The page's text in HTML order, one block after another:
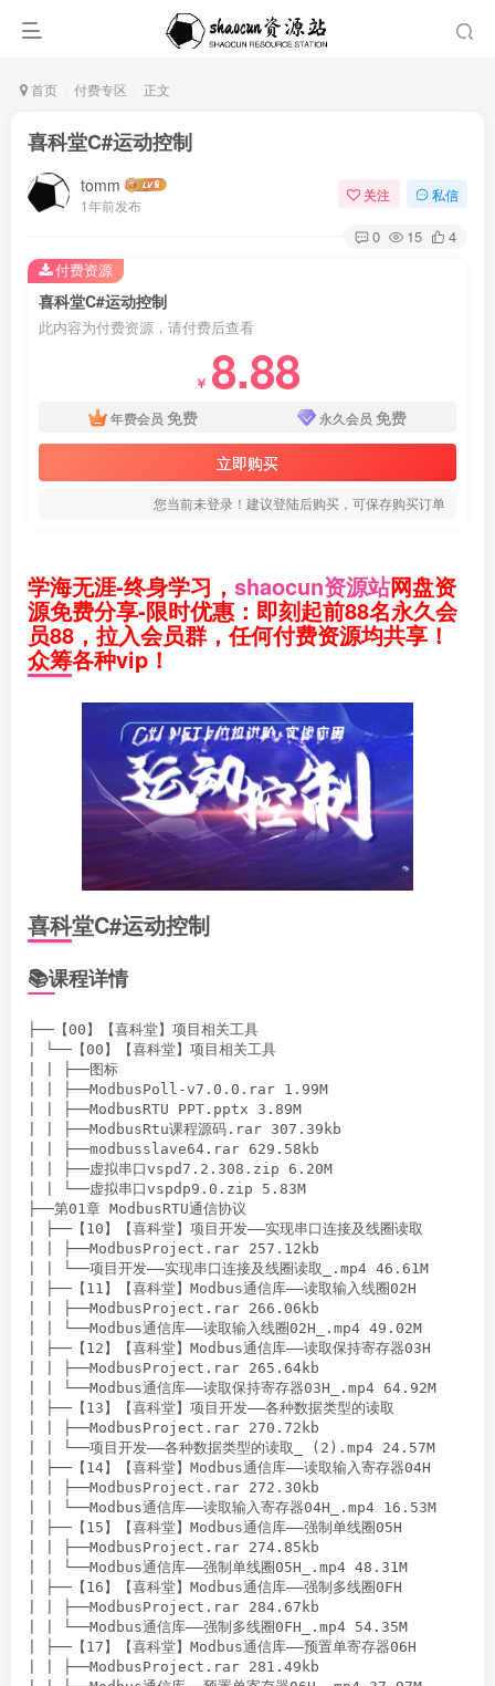
首页 付费专区 正文
喜科堂C#运动控制
tomm
1年前发布
关注 私信
0 15 4
喜科堂C#运动控制
此内容为付费资源，请付费后查看
￥ 8.88
年费会员 免费 永久会员 免费
立即购买
您当前未登录！建议登陆后购买，可保存购买订单
付费资源
学海无涯-终身学习， shaocun资源站网盘资
源免费分享-限时优惠：即刻起前88名永久会
员88，拉入会员群，任何付费资源均共享！
众筹各种vip！
喜科堂C#运动控制
📚课程详情
├──【00】【喜科堂】项目相关工具
| └──【00】【喜科堂】项目相关工具
| | ├──图标
| | ├──ModbusPoll-v7.0.0.rar 1.99M
| | ├──ModbusRTU PPT.pptx 3.89M
| | ├──ModbusRtu课程源码.rar 307.39kb
| | ├──modbusslave64.rar 629.58kb
| | ├──虚拟串口vspd7.2.308.zip 6.20M
| | └──虚拟串口vspdp9.0.zip 5.83M
├──第01章 ModbusRTU通信协议
| ├──【10】【喜科堂】项目开发——实现串口连接及线圈读取
| | ├──ModbusProject.rar 257.12kb
| | └──项目开发——实现串口连接及线圈读取_.mp4 46.61M
| ├──【11】【喜科堂】Modbus通信库——读取输入线圈02H
| | ├──ModbusProject.rar 266.06kb
| | └──Modbus通信库——读取输入线圈02H_.mp4 49.02M
| ├──【12】【喜科堂】Modbus通信库——读取保持寄存器03H
| | ├──ModbusProject.rar 265.64kb
| | └──Modbus通信库——读取保持寄存器03H_.mp4 64.92M
| ├──【13】【喜科堂】项目开发——各种数据类型的读取
| | ├──ModbusProject.rar 270.72kb
| | └──项目开发——各种数据类型的读取_ (2).mp4 24.57M
| ├──【14】【喜科堂】Modbus通信库——读取输入寄存器04H
| | ├──ModbusProject.rar 272.30kb
| | └──Modbus通信库——读取输入寄存器04H_.mp4 16.53M
| ├──【15】【喜科堂】Modbus通信库——强制单线圈05H
| | ├──ModbusProject.rar 274.85kb
| | └──Modbus通信库——强制单线圈05H_.mp4 48.31M
| ├──【16】【喜科堂】Modbus通信库——强制多线圈0FH
| | ├──ModbusProject.rar 284.67kb
| | └──Modbus通信库——强制多线圈0FH_.mp4 54.35M
| ├──【17】【喜科堂】Modbus通信库——预置单寄存器06H
| | ├──ModbusProject.rar 281.49kb